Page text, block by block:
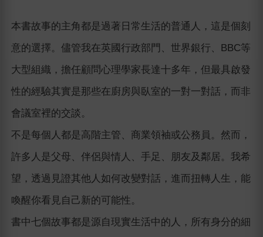
本書故事的主角都是過著日常生活的普通人，這是個刻
意的選擇。儘管我在英國行政部門、世界銀行、BBC等
大型組織，擔任顧問心理學家長達十多年，但最具啟發
性的經驗其實是那些在廚房與臥室的一對一對話，而非
會議室裡的交談。
不是每個人都是高階主管、商業領袖或公務員。然而，
許多人是父母、伴侶與情人、手足、朋友及鄰居。我希
望，透過見證其他人如何改變對話，進而扭轉人生，能
喚醒你看見自己新的可能性。
書中七個故事都是源自現實生活中的人，所有身分的細